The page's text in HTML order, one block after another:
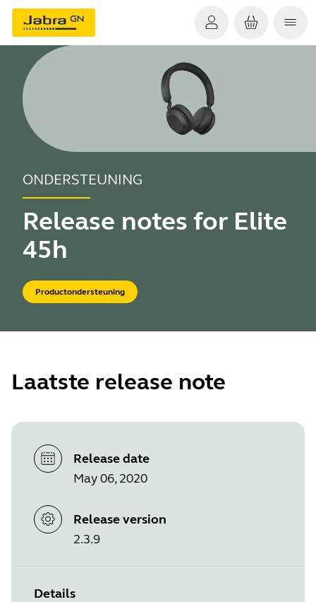
ONDERSTEUNING
Release notes for Elite
45h
Productondersteuning
Laatste release note
Release date
May 06, 2020
Release version
2.3.9
Details